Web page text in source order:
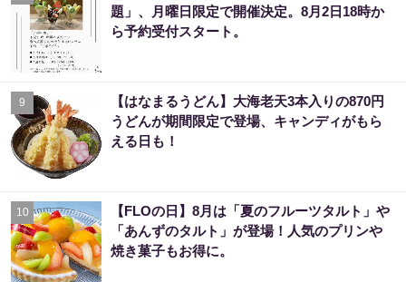
題」、月曜日限定で開催決定。8月2日18時か
ら予約受付スタート。
9
【はなまるうどん】大海老天3本入りの870円
うどんが期間限定で登場、キャンディがもら
える日も！
10
【FLOの日】8月は「夏のフルーツタルト」や
「あんずのタルト」が登場！人気のプリンや
焼き菓子もお得に。